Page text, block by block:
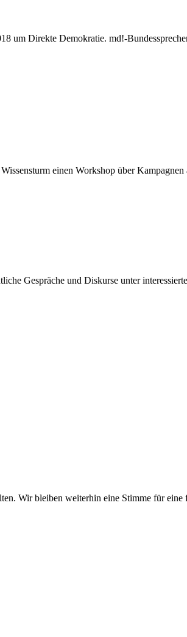
um Direkte Demokratie. md!-
einen Workshop über Kampagnen
Gespräche und Diskurse unter
Wir bleiben weiterhin eine Stimme für